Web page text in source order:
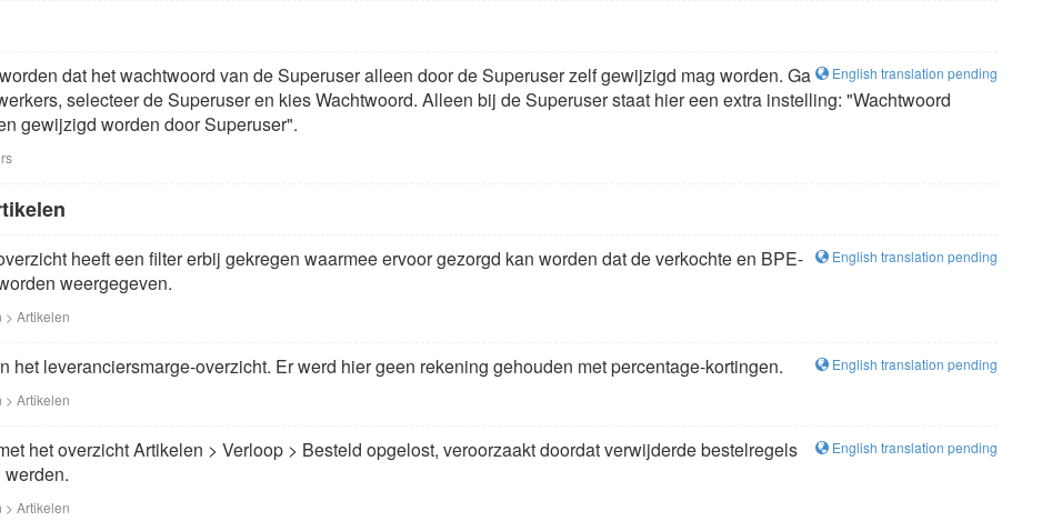
English translation pending
dat het wachtwoord van de Superuser alleen door de Superuser zelf gewijzigd mag worden. Ga
selecteer de Superuser en kies Wachtwoord. Alleen bij de Superuser staat hier een extra instelling: "Wachtwoord
gewijzigd worden door Superuser".
English translation pending
heeft een filter erbij gekregen waarmee ervoor gezorgd kan worden dat de verkochte en BPE-
weergegeven.
> Artikelen
English translation pending
het leveranciersmarge-overzicht. Er werd hier geen rekening gehouden met percentage-kortingen.
> Artikelen
English translation pending
het overzicht Artikelen > Verloop > Besteld opgelost, veroorzaakt doordat verwijderde bestelregels
> Artikelen